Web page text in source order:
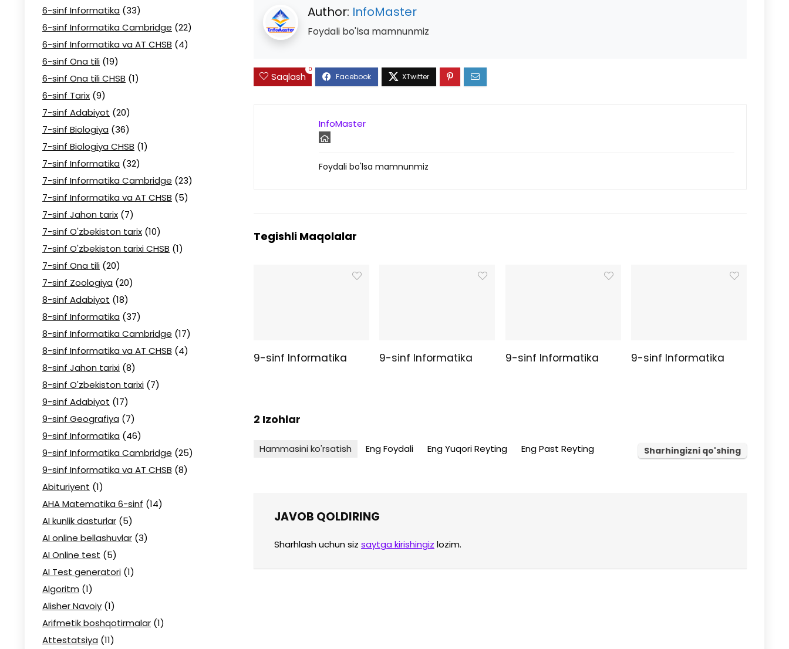
Author: InfoMaster
Foydali bo'lsa mamnunmiz
Saqlash
0
InfoMaster
Foydali bo'lsa mamnunmiz
Tegishli Maqolalar
9-sinf Informatika 9-sinf Informatika 9-sinf Informatika 9-sinf Informatika
2 Izohlar
Hammasini ko'rsatish Eng Foydali Eng Yuqori Reyting Eng Past Reyting Sharhingizni qo'shing
JAVOB QOLDIRING
Sharhlash uchun siz saytga kirishingiz lozim.
6-sinf Informatika (33)
6-sinf Informatika Cambridge (22)
6-sinf Informatika va AT CHSB (4)
6-sinf Ona tili (19)
6-sinf Ona tili CHSB (1)
6-sinf Tarix (9)
7-sinf Adabiyot (20)
7-sinf Biologiya (36)
7-sinf Biologiya CHSB (1)
7-sinf Informatika (32)
7-sinf Informatika Cambridge (23)
7-sinf Informatika va AT CHSB (5)
7-sinf Jahon tarix (7)
7-sinf O'zbekiston tarix (10)
7-sinf O'zbekiston tarixi CHSB (1)
7-sinf Ona tili (20)
7-sinf Zoologiya (20)
8-sinf Adabiyot (18)
8-sinf Informatika (37)
8-sinf Informatika Cambridge (17)
8-sinf Informatika va AT CHSB (4)
8-sinf Jahon tarixi (8)
8-sinf O'zbekiston tarixi (7)
9-sinf Adabiyot (17)
9-sinf Geografiya (7)
9-sinf Informatika (46)
9-sinf Informatika Cambridge (25)
9-sinf Informatika va AT CHSB (8)
Abituriyent (1)
AHA Matematika 6-sinf (14)
AI kunlik dasturlar (5)
AI online bellashuvlar (3)
AI Online test (5)
AI Test generatori (1)
Algoritm (1)
Alisher Navoiy (1)
Arifmetik boshqotirmalar (1)
Attestatsiya (11)